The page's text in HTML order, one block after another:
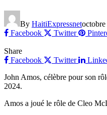
By HaitiExpressnet
Facebook
Twitter
Share
Facebook
Twitter
John Amos, célèbre pour son
2024.
Amos a joué le rôle de Cleo